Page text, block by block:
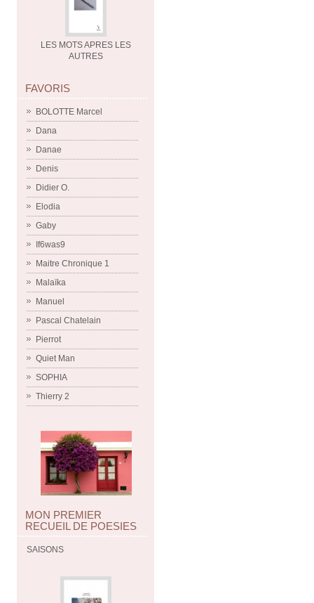
LES MOTS APRES LES
AUTRES
FAVORIS
BOLOTTE Marcel
Dana
Danae
Denis
Didier O.
Elodia
Gaby
If6was9
Maitre Chronique 1
Malaïka
Manuel
Pascal Chatelain
Pierrot
Quiet Man
SOPHIA
Thierry 2
MON PREMIER
RECUEIL DE POESIES
SAISONS